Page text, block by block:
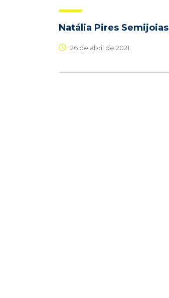
Natália Pires Semijoias
26 de abril de 2021